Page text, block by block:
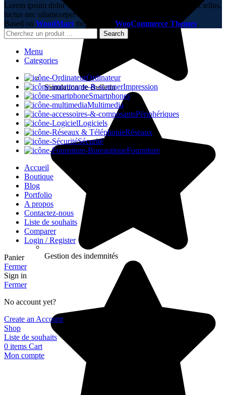
Simulation de Bulletin
Gestion des indemnités
Lorem ipsum dolor sit amet, consectetur adipiscing elit. Ut elit tellus,
luctus nec ullamcorper mattis, pulvinar dapibus leo.
Based on WoodMart theme WooCommerce Themes.
Search
Menu
Categories
Ordinateur
Impression
Smartphones
Multimedia
Périphériques
Logiciels
Réseaux
Sécurité
Fourniture
Accueil
Boutique
Blog
Portfolio
A propos
Contactez-nous
Liste de souhaits
Comparer
Login / Register
Panier
Fermer
Sign in
Fermer
No account yet?
Create an Account
Shop
Liste de souhaits
0 items Cart
Mon compte